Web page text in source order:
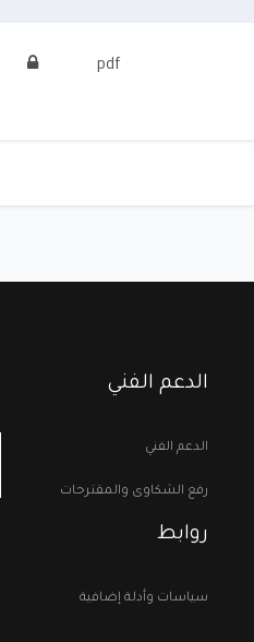
pdf
الدعم الفني
الدعم الفني
رفع الشكاوى والمقترحات
روابط
سياسات وأدلة إضافية